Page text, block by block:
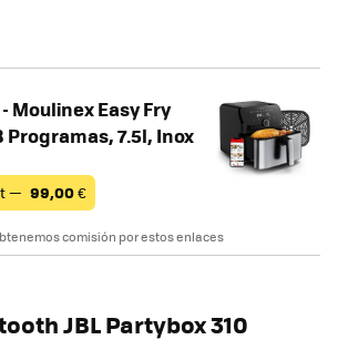
Moulinex Easy Fry
Programas, 7.5l, Inox
— 99,00€
comisión por estos enlaces
JBL Partybox 310